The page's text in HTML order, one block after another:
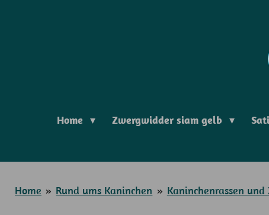
Home Zwergwidder siam gelb
Home » Rund ums Kaninchen » Kaninchenrassen und